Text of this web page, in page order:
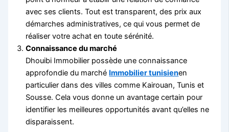
avec ses clients. Tout est transparent, des prix aux
démarches administratives, ce qui vous permet de
réaliser votre achat en toute sérénité.
Connaissance du marché
Dhouibi Immobilier possède une connaissance
approfondie du marché Immobilier tunisienen
particulier dans des villes comme Kairouan, Tunis et
Sousse. Cela vous donne un avantage certain pour
identifier les meilleures opportunités avant qu’elles ne
disparaissent.